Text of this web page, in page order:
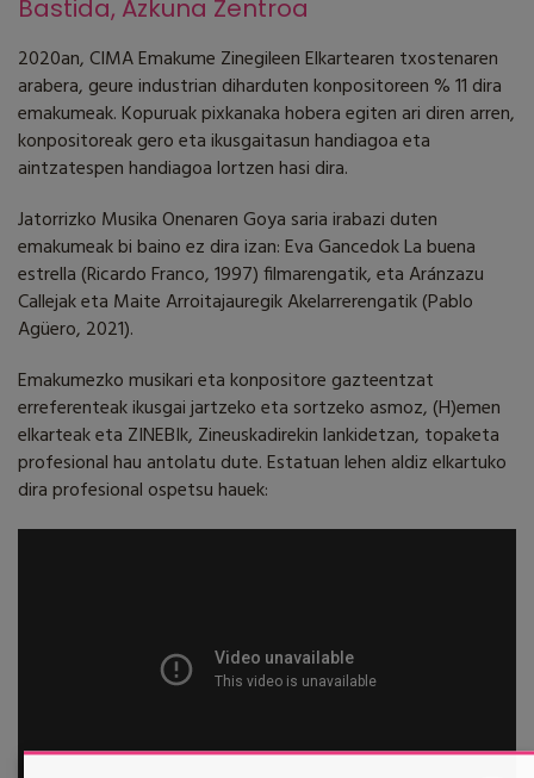
Bastida, Azkuna Zentroa
2020an, CIMA Emakume Zinegileen Elkartearen txostenaren
arabera, geure industrian diharduten konpositoreen % 11 dira
emakumeak. Kopuruak pixkanaka hobera egiten ari diren arren,
konpositoreak gero eta ikusgaitasun handiagoa eta
aintzatespen handiagoa lortzen hasi dira.
Jatorrizko Musika Onenaren Goya saria irabazi duten
emakumeak bi baino ez dira izan: Eva Gancedok La buena
estrella (Ricardo Franco, 1997) filmarengatik, eta Aránzazu
Callejak eta Maite Arroitajauregik Akelarrerengatik (Pablo
Agüero, 2021).
Emakumezko musikari eta konpositore gazteentzat
erreferenteak ikusgai jartzeko eta sortzeko asmoz, (H)emen
elkarteak eta ZINEBIk, Zineuskadirekin lankidetzan, topaketa
profesional hau antolatu dute. Estatuan lehen aldiz elkartuko
dira profesional ospetsu hauek: